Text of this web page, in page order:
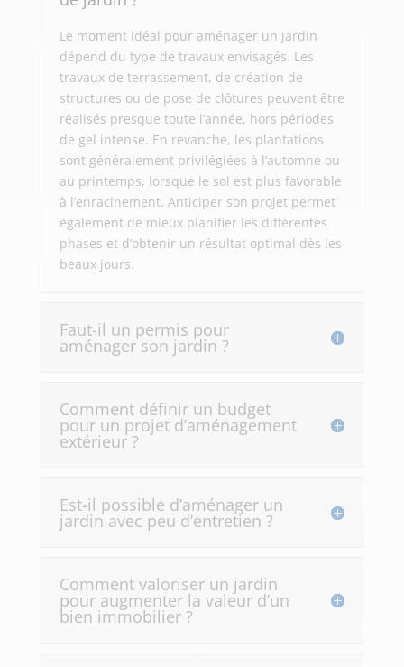
Le moment idéal pour aménager un jardin
dépend du type de travaux envisagés. Les
travaux de terrassement, de création de
structures ou de pose de clôtures peuvent être
réalisés presque toute l’année, hors périodes
de gel intense. En revanche, les plantations
sont généralement privilégiées à l’automne ou
au printemps, lorsque le sol est plus favorable
à l’enracinement. Anticiper son projet permet
également de mieux planifier les différentes
phases et d’obtenir un résultat optimal dès les
beaux jours.
Faut-il un permis pour
aménager son jardin ?
Comment définir un budget
pour un projet d’aménagement
extérieur ?
Est-il possible d’aménager un
jardin avec peu d’entretien ?
Comment valoriser un jardin
pour augmenter la valeur d’un
bien immobilier ?